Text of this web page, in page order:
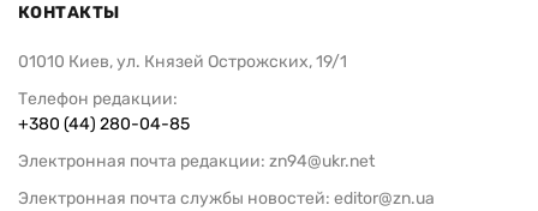
КОНТАКТЫ
01010 Киев, ул. Князей Острожских, 19/1
Телефон редакции:
+380 (44) 280-04-85
Электронная почта редакции: zn94@ukr.net
Электронная почта службы новостей: editor@zn.ua